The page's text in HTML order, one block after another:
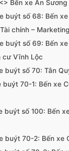
Bến xe An Sương
buýt số 68: Bến
chính – Marketing
buýt số 69: Bến
cư Vĩnh Lộc
buýt số 70: Tân
buýt 70-1: Bến xe
buýt số 100: Bến
buýt 70-2: Bến xe